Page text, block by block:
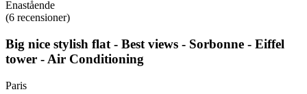
Enastående
(6 recensioner)
Big nice stylish flat - Best views - Sorbonne - Eiffel
tower - Air Conditioning
Paris